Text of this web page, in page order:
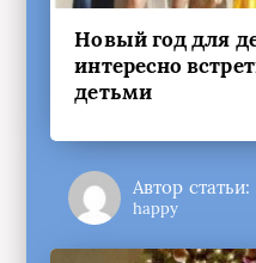
Новый год для
интересно
детьми
Автор статьи:
happy